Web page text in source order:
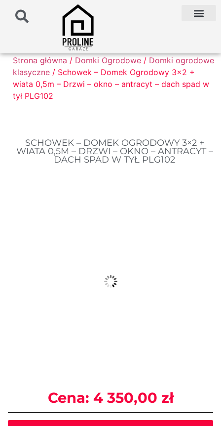
Strona główna / Domki Ogrodowe / Domki ogrodowe
klasyczne / Schowek – Domek Ogrodowy 3×2 +
wiata 0,5m – Drzwi – okno – antracyt – dach spad w
tył PLG102
SCHOWEK – DOMEK OGRODOWY 3×2 +
WIATA 0,5M – DRZWI – OKNO – ANTRACYT –
DACH SPAD W TYŁ PLG102
Cena: 4 350,00 zł